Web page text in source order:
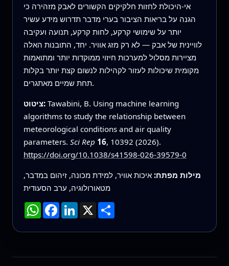
אי‑היכולת לחזות חלקיקים הקשורים לאבק מזהירה כי
הגנה על בריאות הציבור בערי מדבר תדרוש מידע עשיר
יותר על שימושי קרקע, לחות קרקע, תנועה ועקיבה
לוויינית של אבק — לא רק מזג אוויר. יחד, התובנות האלה
מציירות מסלול למערכות חיזוי ממוקדות יותר ומתואמות
מקומית שיכולות לעזור לקהילות לנשום קצת יותר בקלות
תחת שמיים מאתגרים.
ציטוט: Tawabini, B. Using machine learning
algorithms to study the relationship between
meteorological conditions and air quality
parameters. Sci Rep 16, 10392 (2026).
https://doi.org/10.1038/s41598-026-39579-0
מילות מפתח:איכות אוויר, למידת מכונה, זיהום במדבר,
מטאורולוגיה, ערב הסעודית
WhatsApp
Facebook
LinkedIn
X שתף